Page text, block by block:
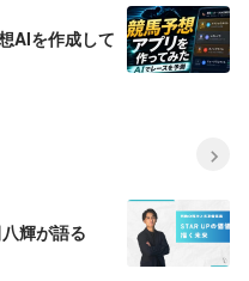
AIを作成して
輝が語る